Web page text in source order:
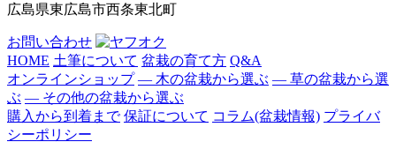
広島県東広島市西条東北町
お問い合わせ
HOME 土筆について 盆栽の育て方 Q&A
オンラインショップ ― 木の盆栽から選ぶ ― 草の盆栽から選
ぶ ― その他の盆栽から選ぶ
購入から到着まで 保証について コラム(盆栽情報) プライバ
シーポリシー